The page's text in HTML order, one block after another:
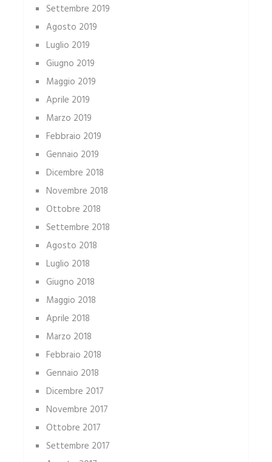
Settembre 2019
Agosto 2019
Luglio 2019
Giugno 2019
Maggio 2019
Aprile 2019
Marzo 2019
Febbraio 2019
Gennaio 2019
Dicembre 2018
Novembre 2018
Ottobre 2018
Settembre 2018
Agosto 2018
Luglio 2018
Giugno 2018
Maggio 2018
Aprile 2018
Marzo 2018
Febbraio 2018
Gennaio 2018
Dicembre 2017
Novembre 2017
Ottobre 2017
Settembre 2017